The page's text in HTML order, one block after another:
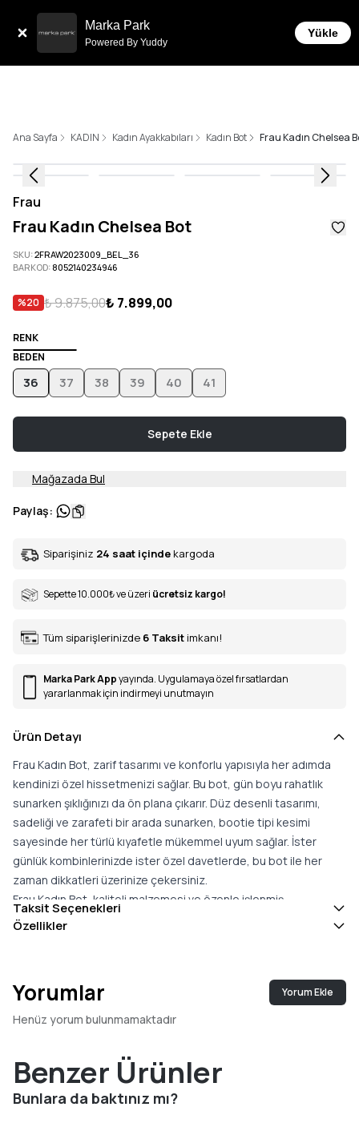
Marka Park
Powered By Yuddy
Yükle
Ana Sayfa KADIN Kadın Ayakkabıları Kadın Bot Frau Kadın Chelsea
Frau
Frau Kadın Chelsea Bot
SKU:2FRAW2023009_BEL_36
BARKOD: 8052140234946
%20 ₺ 9.875,00₺ 7.899,00
RENK
BEDEN
36 37 38 39 40 41
Sepete Ekle
Mağazada Bul
Paylaş:
Siparişiniz 24 saat içinde kargoda
Sepette 10.000₺ve üzeri ücretsiz kargo!
Tüm siparişlerinizde 6 Taksit imkanı!
Marka Park Appyayında. Uygulamaya özel fırsatlardan
yararlanmak için indirmeyi unutmayın
Ürün Detayı
Frau Kadın Bot, zarif tasarımı ve konforlu yapısıyla her adımda
kendinizi özel hissetmenizi sağlar. Bu bot, gün boyu rahatlık
sunarken şıklığınızı da ön plana çıkarır. Düz desenli tasarımı,
sadeliği ve zarafeti bir arada sunarken, bootie tipi kesimi
sayesinde her türlü kıyafetle mükemmel uyum sağlar. İster
günlük kombinlerinizde ister özel davetlerde, bu bot ile her
zaman dikkatleri üzerinize çekersiniz.
Frau Kadın Bot, kaliteli malzemesi ve özenle işlenmiş
detaylarıyla uzun süreli kullanım imkanı sunar. Her mevsime
Zarif tasarımı ile sadeliği ve şıklığı bir arada sunar, her kıyafetle
uyum sağlar.
Uzun süreli kullanımda kaliteli malzeme ve özenli işçilik
sayesinde dayanıklıdır.
Taksit Seçenekleri
Özellikler
Yorumlar Yorum Ekle
Henüz yorum bulunmamaktadır
Benzer Ürünler
Bunlara da baktınız mı?